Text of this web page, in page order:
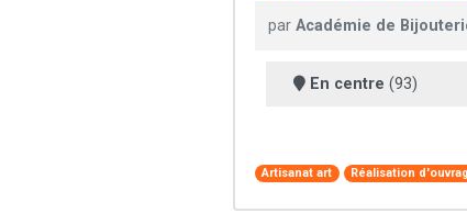
par Académie de
En centre (93)
Artisanat art Réalisation